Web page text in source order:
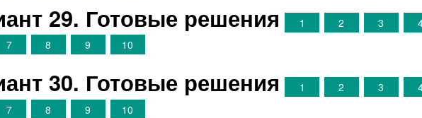
29. Готовые решения 1 2 3
7 8 9 10
30. Готовые решения 1 2 3
7 8 9 10